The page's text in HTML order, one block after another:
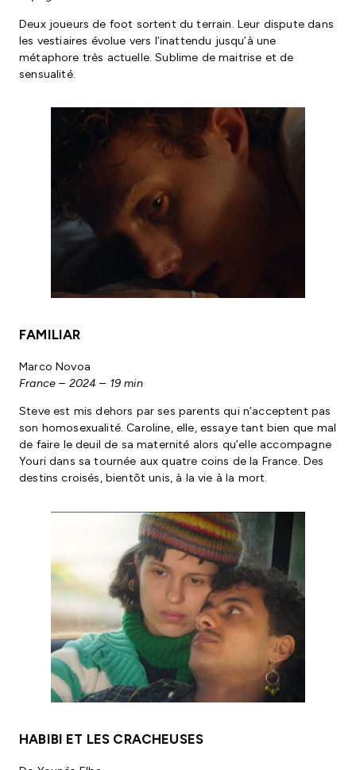
Deux joueurs de foot sortent du terrain. Leur dispute dans
les vestiaires évolue vers l’inattendu jusqu’à une
métaphore très actuelle. Sublime de maitrise et de
sensualité.
FAMILIAR
Marco Novoa
France – 2024 – 19 min
Steve est mis dehors par ses parents qui n’acceptent pas
son homosexualité. Caroline, elle, essaye tant bien que mal
de faire le deuil de sa maternité alors qu’elle accompagne
Youri dans sa tournée aux quatre coins de la France. Des
destins croisés, bientôt unis, à la vie à la mort.
HABIBI ET LES CRACHEUSES